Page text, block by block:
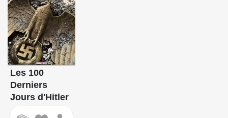
Les 100
Derniers
Jours d'Hitler